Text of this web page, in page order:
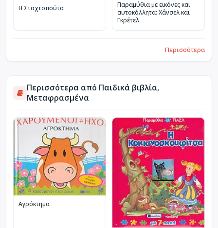
Η Σταχτοπούτα
Παραμύθια με εικόνες και
αυτοκόλλητα: Χάνσελ και
Γκρέτελ
Περισσότερα
Περισσότερα από Παιδικά βιβλία,
Μεταφρασμένα
Αγρόκτημα